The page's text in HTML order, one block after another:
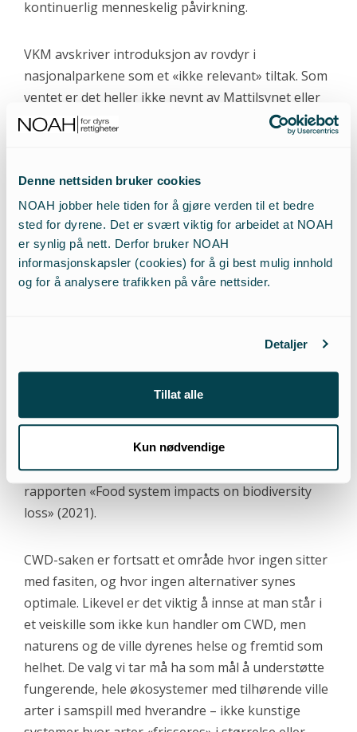
Denne nettsiden bruker cookies
NOAH jobber hele tiden for å gjøre verden til et bedre
sted for dyrene. Det er svært viktig for arbeidet at NOAH
er synlig på nett. Derfor bruker NOAH
informasjonskapsler (cookies) for å gi best mulig innhold
og for å analysere trafikken på våre nettsider.
Detaljer
Tillat alle
Kun nødvendige
kontinuerlig menneskelig påvirkning.
VKM avskriver introduksjon av rovdyr i
nasjonalparkene som et «ikke relevant» tiltak. Som
ventet er det heller ikke nevnt av Mattilsynet eller
Miljødirektoratet. Samtidig tar man ingen reell
diskusjon av hvordan sau på beite påvirker de ville
bestander av rovdyr, bør ikke stå i veien for en reell
biologisk diskusjon om villreinens behov for et
helhetlig økosystem.
FNs naturpanel krever
Å restaurere økosystemer med dens arter –
tiltak anbefalt av 15 000 miljøforskere i Bioscience
(2017) og ble gjentatt som en av de tre viktigste
strategiene mot naturkrisen i den FN-støttede
rapporten «Food system impacts on biodiversity
loss» (2021).
CWD-saken er fortsatt et område hvor ingen sitter
med fasiten, og hvor ingen alternativer synes
optimale. Likevel er det viktig å innse at man står i
et veiskille som ikke kun handler om CWD, men
naturens og de ville dyrenes helse og fremtid som
helhet. De valg vi tar må ha som mål å understøtte
fungerende, hele økosystemer med tilhørende ville
arter i samspill med hverandre – ikke kunstige